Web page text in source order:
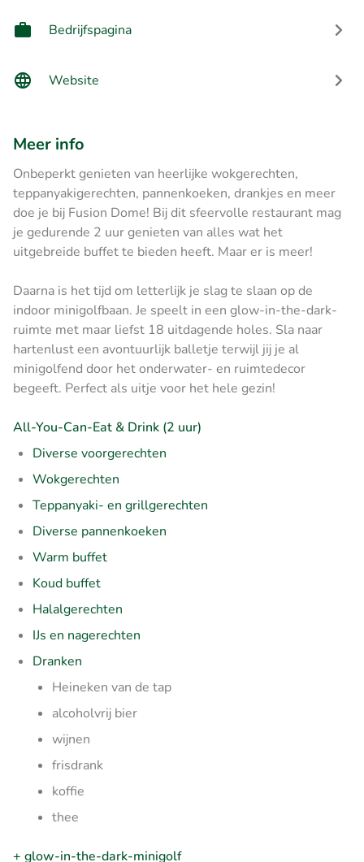
Bedrijfspagina
Website
Meer info
Onbeperkt genieten van heerlijke wokgerechten,
teppanyakigerechten, pannenkoeken, drankjes en meer
doe je bij Fusion Dome! Bij dit sfeervolle restaurant mag
je gedurende 2 uur genieten van alles wat het
uitgebreide buffet te bieden heeft. Maar er is meer!
Daarna is het tijd om letterlijk je slag te slaan op de
indoor minigolfbaan. Je speelt in een glow-in-the-dark-
ruimte met maar liefst 18 uitdagende holes. Sla naar
hartenlust een avontuurlijk balletje terwijl jij je al
minigolfend door het onderwater- en ruimtedecor
begeeft. Perfect als uitje voor het hele gezin!
All-You-Can-Eat & Drink (2 uur)
Diverse voorgerechten
Wokgerechten
Teppanyaki- en grillgerechten
Diverse pannenkoeken
Warm buffet
Koud buffet
Halalgerechten
IJs en nagerechten
Dranken
Heineken van de tap
alcoholvrij bier
wijnen
frisdrank
koffie
thee
+ glow-in-the-dark-minigolf